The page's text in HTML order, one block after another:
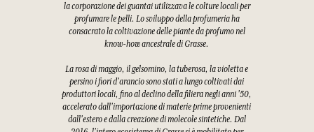
la corporazione dei guantai utilizzava le colture locali per
profumare le pelli. Lo sviluppo della profumeria ha
consacrato la coltivazione delle piante da profumo nel
know-how ancestrale di Grasse.
La rosa di maggio, il gelsomino, la tuberosa, la violetta e
persino i fiori d'arancio sono stati a lungo coltivati dai
produttori locali, fino al declino della filiera negli anni '50,
accelerato dall'importazione di materie prime provenienti
dall'estero e dalla creazione di molecole sintetiche. Dal